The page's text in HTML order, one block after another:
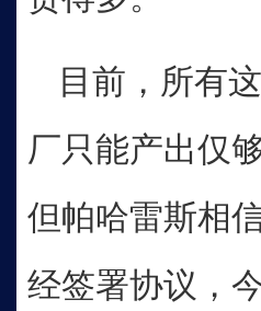
目前，所有
厂只能产出仅
但帕哈雷斯相
经签署协议，